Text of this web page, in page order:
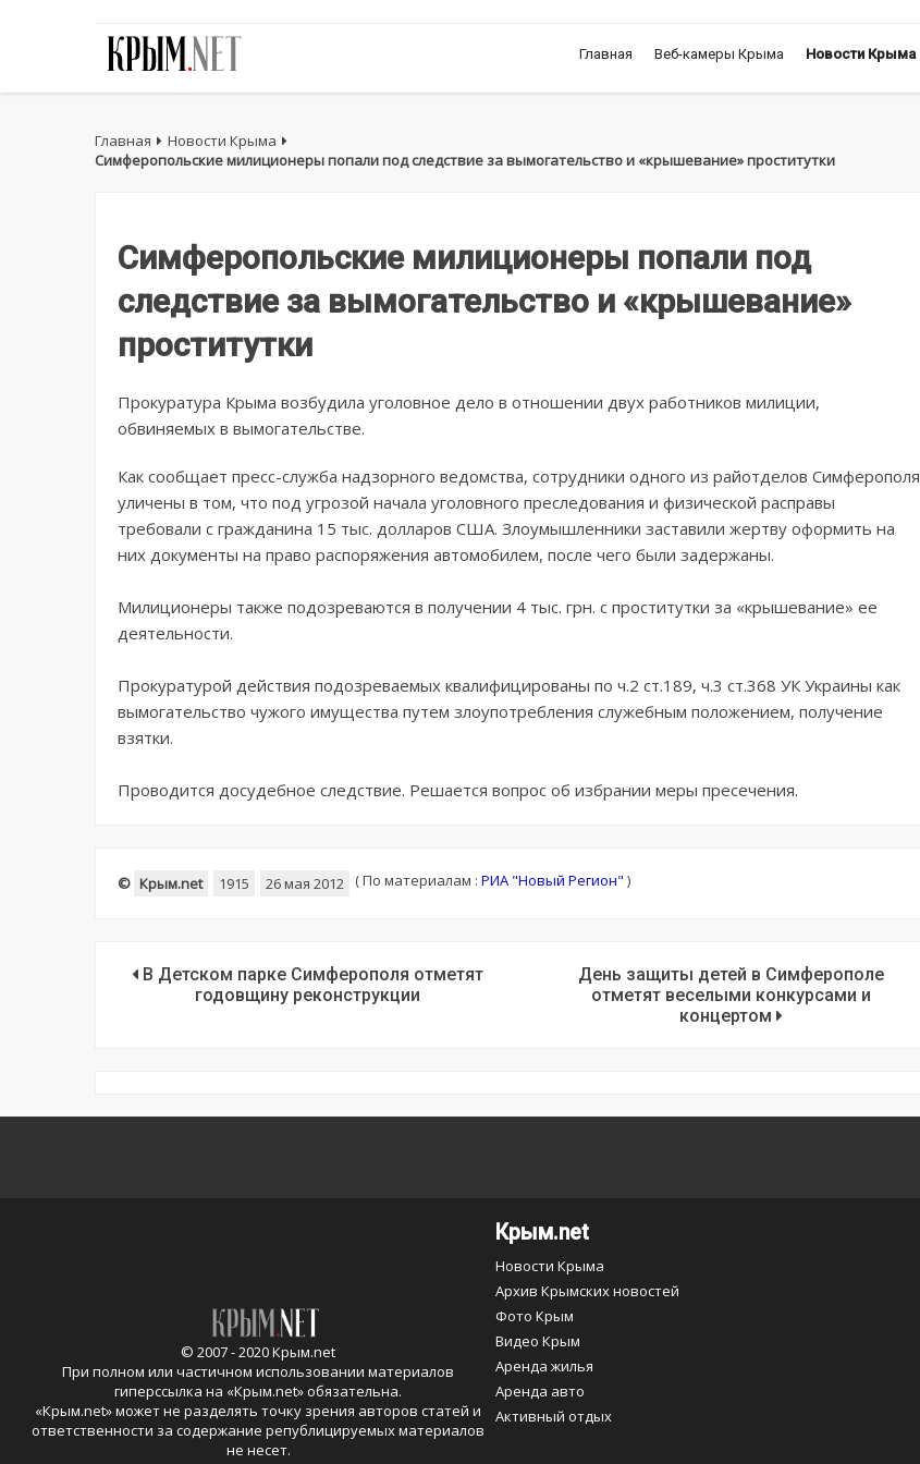
Главная Веб-камеры Крыма Новости Крыма
Главная
Новости Крыма
Симферопольские милиционеры попали под следствие за вымогательство и «крышевание» проститутки
Симферопольские милиционеры попали под
следствие за вымогательство и «крышевание»
проститутки
Прокуратура Крыма возбудила уголовное дело в отношении двух работников милиции,
обвиняемых в вымогательстве.
Как сообщает пресс-служба надзорного ведомства, сотрудники одного из райотделов Симферополя
уличены в том, что под угрозой начала уголовного преследования и физической расправы
требовали с гражданина 15 тыс. долларов США. Злоумышленники заставили жертву оформить на
них документы на право распоряжения автомобилем, после чего были задержаны.
Милиционеры также подозреваются в получении 4 тыс. грн. с проститутки за «крышевание» ее
деятельности.
Прокуратурой действия подозреваемых квалифицированы по ч.2 ст.189, ч.3 ст.368 УК Украины как
вымогательство чужого имущества путем злоупотребления служебным положением, получение
взятки.
Проводится досудебное следствие. Решается вопрос об избрании меры пресечения.
© Крым.net 1915 26 мая 2012 (По материалам : РИА "Новый Регион" )
В Детском парке Симферополя отметят
годовщину реконструкции
День защиты детей в Симферополе
отметят веселыми конкурсами и
концертом
© 2007 - 2020 Крым.net
При полном или частичном использовании материалов
гиперссылка на «Крым.net» обязательна.
«Крым.net» может не разделять точку зрения авторов статей и
ответственности за содержание републицируемых материалов
не несет.
Крым.net
Новости Крыма
Архив Крымских новостей
Фото Крым
Видео Крым
Аренда жилья
Аренда авто
Активный отдых